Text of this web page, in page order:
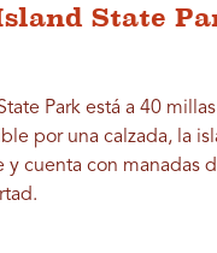
State
Park está a 40
por una calzada, la
y cuenta con manadas